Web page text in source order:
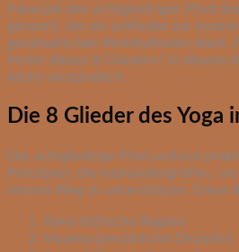
Patanjali den achtgliedrigen Pfad des
genannt, der als Leitfaden zur
ganzheitlichen Wohlbefinden dient.
hinter diesen 8 Gliedern? In diesem
leicht verständlich.
Die 8 Glieder des Yoga
Der achtgliedrige Pfad umfasst
Prinzipien, die ineinandergreifen,
seinem Weg zu unterstützen. Diese
Yama (ethische Regeln)
Niyama (persönliche Disziplin)